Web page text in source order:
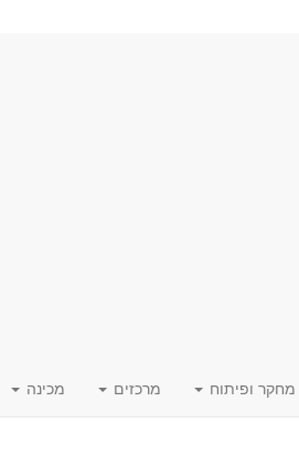
מחקר ופיתוח מרכזים מכינה